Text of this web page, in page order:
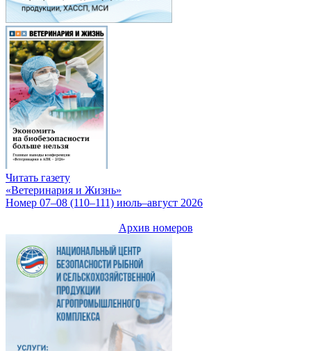
Читать газету
«Ветеринария и Жизнь»
Номер 07–08 (110–111) июль–август 2026
Архив номеров